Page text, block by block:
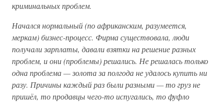
криминальных проблем.
Начался нормальный (по африканским, разумеется,
меркам) бизнес-процесс. Фирма существовала, люди
получали зарплаты, давали взятки на решение разных
проблем, и они (проблемы) решались. Не решалась только
одна проблема — золота за полгода не удалось купить ни
разу. Причины каждый раз были разными — то груз не
пришёл, то продавцы чего-то испугались, то фуфло